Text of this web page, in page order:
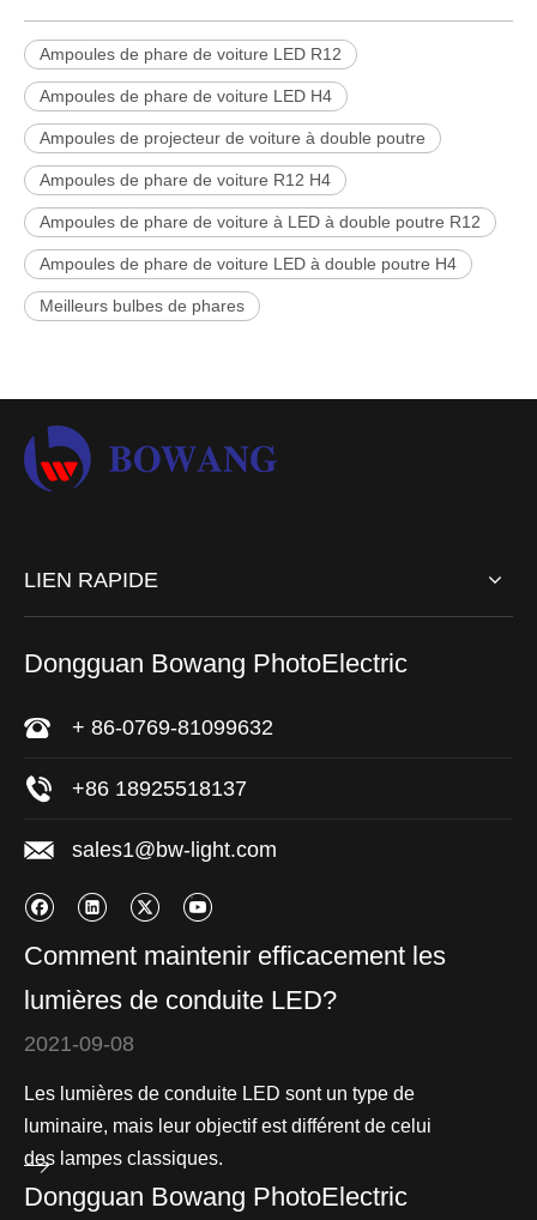
Ampoules de phare de voiture LED R12
Ampoules de phare de voiture LED H4
Ampoules de projecteur de voiture à double poutre
Ampoules de phare de voiture R12 H4
Ampoules de phare de voiture à LED à double poutre R12
Ampoules de phare de voiture LED à double poutre H4
Meilleurs bulbes de phares
LIEN RAPIDE
Dongguan Bowang PhotoElectric
+ 86-0769-81099632
+86 18925518137
sales1@bw-light.com
Comment maintenir efficacement les
lumières de conduite LED?
2021-09-08
Les lumières de conduite LED sont un type de
luminaire, mais leur objectif est différent de celui
des lampes classiques.
Dongguan Bowang PhotoElectric